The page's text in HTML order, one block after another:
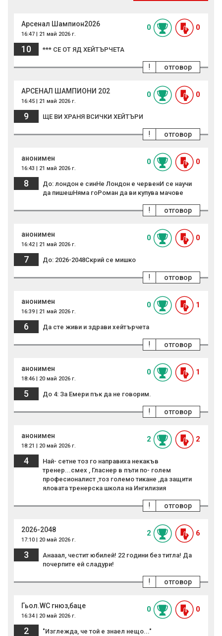
Арсенал Шампион2026
16:47 | 21 май 2026 г.
0 0
10 *** СЕ ОТ ЯД ХЕЙТЪРЧЕТА
отговор
!
АРСЕНАЛ ШАМПИОНИ 202
16:45 | 21 май 2026 г.
0 0
9 ЩЕ ВИ ХРАНЯ ВСИЧКИ ХЕЙТЪРИ
отговор
!
анонимен
16:43 | 21 май 2026 г.
0 0
8
До: лондон е синНе Лондон е червенИ се научи
да пишешНяма гоРоман да ви купува мачове
отговор
!
анонимен
16:42 | 21 май 2026 г.
0 0
7 До: 2026-2048Скрий се мишко
отговор
!
анонимен
16:39 | 21 май 2026 г.
0 1
6 Да сте живи и здрави хейтърчета
отговор
!
анонимен
18:46 | 20 май 2026 г.
0 1
5 До 4: За Емери пък да не говорим.
отговор
!
анонимен
18:21 | 20 май 2026 г.
2 2
4
Най- сетне тоз го направиха некакъв
тренер...смех , Гласнер в пъти по- голем
професионалист ,тоз големо тикане ,да защити
яловата тренерска школа на Ингилизия
отговор
!
2026-2048
17:10 | 20 май 2026 г.
2 6
3
Анааал, честит юбилей! 22 години без титла! Да
почерпите ей сладури!
отговор
!
Гьол.WC гнюз,баце
16:34 | 20 май 2026 г.
0 0
2 "Изглежда, че той е знаел нещо..."